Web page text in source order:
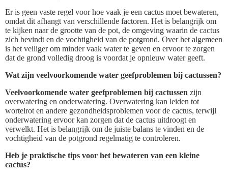
Er is geen vaste regel voor hoe vaak je een cactus moet bewateren,
omdat dit afhangt van verschillende factoren. Het is belangrijk om
te kijken naar de grootte van de pot, de omgeving waarin de cactus
zich bevindt en de vochtigheid van de potgrond. Over het algemeen
is het veiliger om minder vaak water te geven en ervoor te zorgen
dat de grond volledig droog is voordat je opnieuw water geeft.
Wat zijn veelvoorkomende water geefproblemen bij cactussen?
Veelvoorkomende water geefproblemen bij cactussen zijn
overwatering en onderwatering. Overwatering kan leiden tot
wortelrot en andere gezondheidsproblemen voor de cactus, terwijl
onderwatering ervoor kan zorgen dat de cactus uitdroogt en
verwelkt. Het is belangrijk om de juiste balans te vinden en de
vochtigheid van de potgrond regelmatig te controleren.
Heb je praktische tips voor het bewateren van een kleine
cactus?